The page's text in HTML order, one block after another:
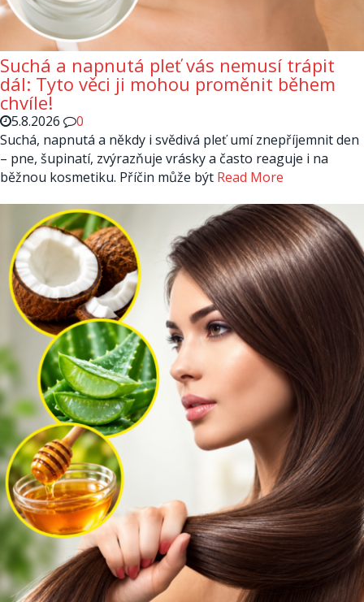
Suchá a napnutá pleť vás nemusí trápit
dál: Tyto věci ji mohou proměnit během
chvíle!
5.8.2026
0
Suchá, napnutá a někdy i svědivá pleť umí znepříjemnit den
– pne, šupinatí, zvýrazňuje vrásky a často reaguje i na
běžnou kosmetiku. Příčin může být Read More